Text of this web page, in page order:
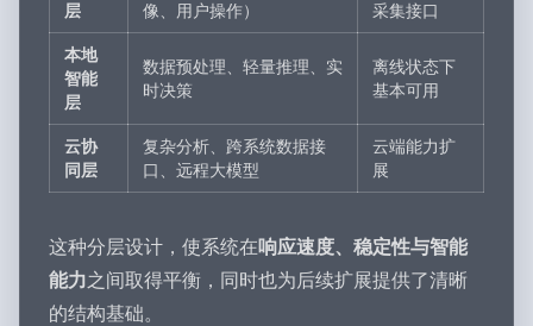
层
像、用户操作）
采集接口
本地
智能
层
数据预处理、轻量推理、实
时决策
离线状态下
基本可用
云协
同层
复杂分析、跨系统数据接
口、远程大模型
云端能力扩
展
这种分层设计，使系统在响应速度、稳定性与智能
能力之间取得平衡，同时也为后续扩展提供了清晰
的结构基础。